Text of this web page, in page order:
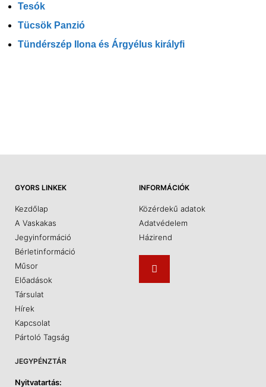
Tesók
Tücsök Panzió
Tündérszép Ilona és Árgyélus királyfi
GYORS LINKEK
Kezdőlap
A Vaskakas
Jegyinformáció
Bérletinformáció
Műsor
Előadások
Társulat
Hírek
Kapcsolat
Pártoló Tagság
INFORMÁCIÓK
Közérdekű adatok
Adatvédelem
Házirend
JEGYPÉNZTÁR
Nyitvatartás: